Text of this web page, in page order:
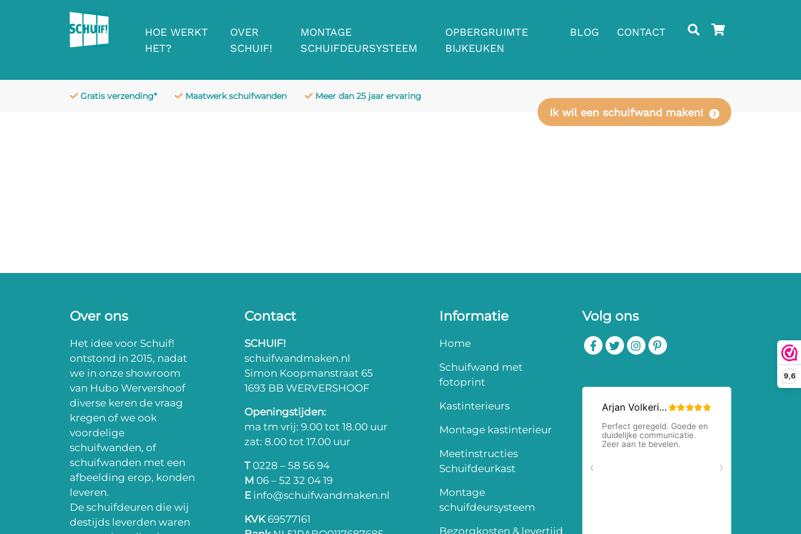
9,6
HOE WERKT
HET?
OVER
SCHUIF!
MONTAGE
SCHUIFDEURSYSTEEM
OPBERGRUIMTE
BIJKEUKEN
BLOG CONTACT
Gratis verzending* Maatwerk schuifwanden Meer dan 25 jaar ervaring
Ik wil een schuifwand maken!
Over ons
Het idee voor Schuif!
ontstond in 2015, nadat
we in onze showroom
van Hubo Wervershoof
diverse keren de vraag
kregen of we ook
voordelige
schuifwanden, of
schuifwanden met een
afbeelding erop, konden
leveren.
De schuifdeuren die wij
destijds leverden waren
Contact
SCHUIF!
schuifwandmaken.nl
Simon Koopmanstraat 65
1693 BB WERVERSHOOF
Openingstijden:
ma tm vrij: 9.00 tot 18.00 uur
zat: 8.00 tot 17.00 uur
T0228 – 58 56 94
M 06 – 52 32 04 19
E info@schuifwandmaken.nl
KVK69577161
Informatie
Home
Schuifwand met
fotoprint
Kastinterieurs
Montage kastinterieur
Meetinstructies
Schuifdeurkast
Montage
schuifdeursysteem
Bezorgkosten & levertijd
Volg ons